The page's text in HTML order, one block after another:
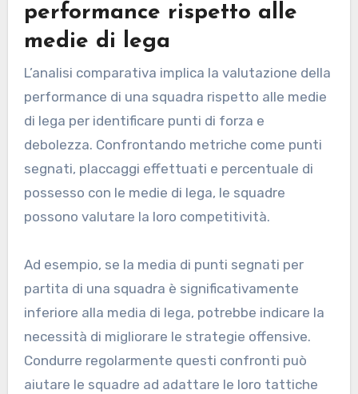
performance rispetto alle
medie di lega
L’analisi comparativa implica la valutazione della
performance di una squadra rispetto alle medie
di lega per identificare punti di forza e
debolezza. Confrontando metriche come punti
segnati, placcaggi effettuati e percentuale di
possesso con le medie di lega, le squadre
possono valutare la loro competitività.
Ad esempio, se la media di punti segnati per
partita di una squadra è significativamente
inferiore alla media di lega, potrebbe indicare la
necessità di migliorare le strategie offensive.
Condurre regolarmente questi confronti può
aiutare le squadre ad adattare le loro tattiche